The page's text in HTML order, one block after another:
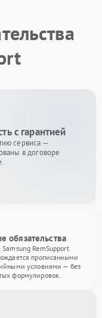
с гарантией
сервиса —
в договоре
обязательства
Samsung RemSupport
прописанными
условиями — без
формулировок.